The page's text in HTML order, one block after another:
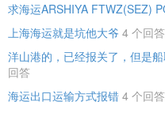
求海运ARSHIYA FTWZ(SEZ)
上海海运就是坑他大爷 4 个回答
洋山港的，已经报关了，但是
回答
海运出口运输方式报错 4 个回答